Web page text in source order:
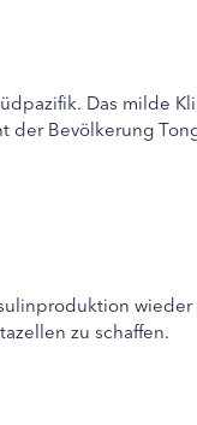
Das milde
Bevölkerung
zu schaffen.